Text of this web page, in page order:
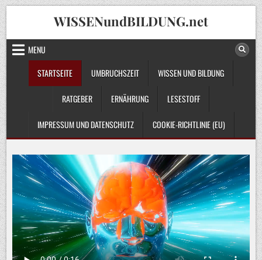
Skip
to
content
WISSENundBILDUNG.net
MENU
STARTSEITE
UMBRUCHSZEIT WISSEN UND BILDUNG
RATGEBER ERNÄHRUNG LESESTOFF
IMPRESSUM UND DATENSCHUTZ COOKIE-RICHTLINIE (EU)